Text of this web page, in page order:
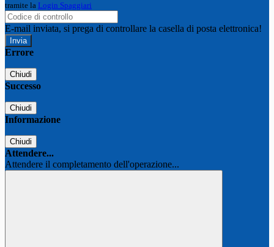
tramite la Login Spaggiari
E-mail inviata, si prega di controllare la casella di posta elettronica!
Errore
Chiudi
Successo
Chiudi
Informazione
Chiudi
Attendere...
Attendere il completamento dell'operazione...